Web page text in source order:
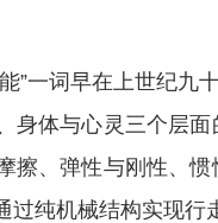
”一词早在上世纪
身体与心灵三个层
擦、弹性与刚性、
纯机械结构实现行